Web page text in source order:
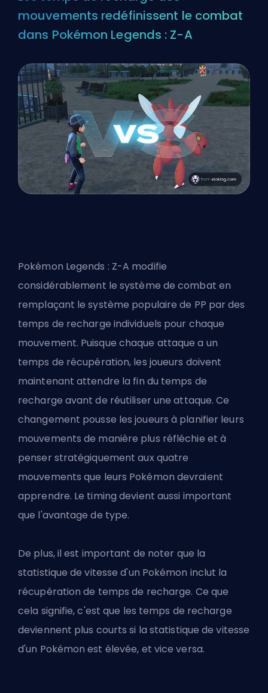
mouvements redéfinissent le combat
dans Pokémon Legends : Z-A
Pokémon Legends : Z-A modifie
considérablement le système de combat en
remplaçant le système populaire de PP par des
temps de recharge individuels pour chaque
mouvement. Puisque chaque attaque a un
temps de récupération, les joueurs doivent
maintenant attendre la fin du temps de
recharge avant de réutiliser une attaque. Ce
changement pousse les joueurs à planifier leurs
mouvements de manière plus réfléchie et à
penser stratégiquement aux quatre
mouvements que leurs Pokémon devraient
apprendre. Le timing devient aussi important
que l'avantage de type.
De plus, il est important de noter que la
statistique de vitesse d'un Pokémon inclut la
récupération de temps de recharge. Ce que
cela signifie, c'est que les temps de recharge
deviennent plus courts si la statistique de vitesse
d'un Pokémon est élevée, et vice versa.